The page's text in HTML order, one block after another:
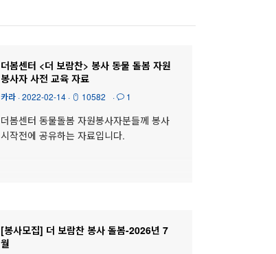
더봄센터 <더 보람찬> 봉사 동물 돌봄 자원
봉사자 사전 교육 자료
카라 ·2022-02-14 · 10582 · 1
더봄센터 동물돌봄 자원봉사자분들께 봉사
시작전에 공유하는 자료입니다.
[봉사모집] 더 보람찬 봉사 돌봄-2026년 7
월